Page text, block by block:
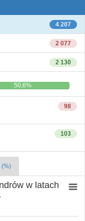
4 207
2 077
2 130
50,6%
98
103
(%)
w latach